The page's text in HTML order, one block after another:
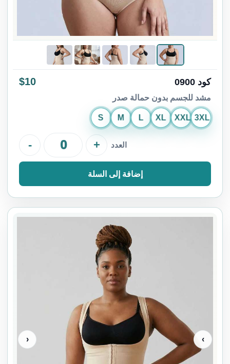
كود 0900 $10
مشد للجسم بدون حمالة صدر
S M L XL XXL 3XL
العدد - +
إضافة إلى السلة
›
‹